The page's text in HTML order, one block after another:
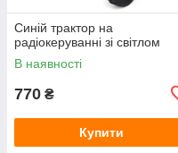
Синій трактор на
радіокеруванні зі світлом
В наявності
770 ₴
Купити